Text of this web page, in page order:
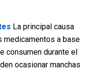
La principal causa
medicamentos a base
consumen durante el
ocasionar manchas